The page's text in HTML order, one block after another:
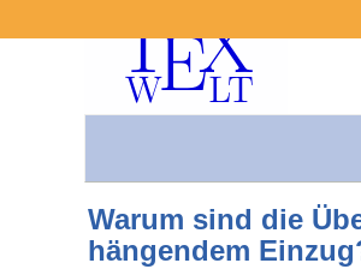
Warum sind die
hängendem